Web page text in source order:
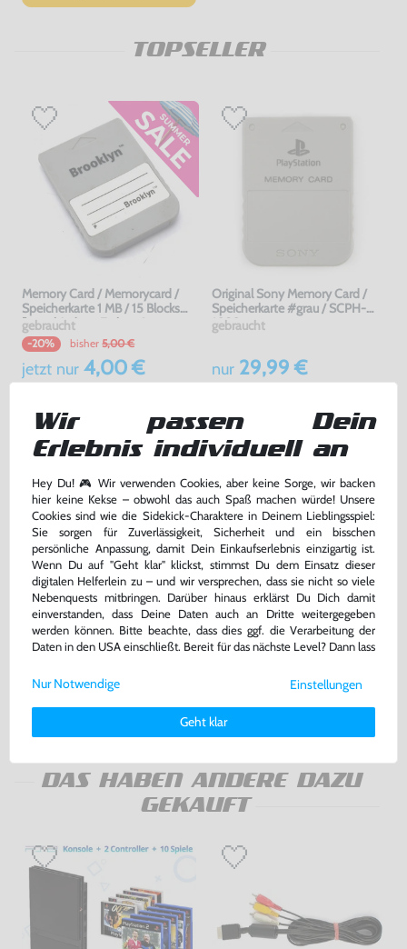
TOPSELLER
Memory Card / Memorycard /
Speicherkarte 1 MB / 15 Blocks
[verschiedene Farben &
Hersteller]
gebraucht
-20% bisher 5,00 €
jetzt nur4,00 €
Original Sony Memory Card /
Speicherkarte #grau / SCPH-
1020
gebraucht
nur29,99 €
Konsole + Original Controller +
Zubehör
sehr guter Zustand, gebraucht
nur139,99 €
Zubehör Set: AV Cinchkabel &
Netzkabel
gebraucht
7,99 €
DAS HABEN ANDERE DAZU
GEKAUFT
Wir passen Dein
Erlebnis individuell an
Hey Du! 🎮 Wir verwenden Cookies, aber keine Sorge, wir backen
hier keine Kekse – obwohl das auch Spaß machen würde! Unsere
Cookies sind wie die Sidekick-Charaktere in Deinem Lieblingsspiel:
Sie sorgen für Zuverlässigkeit, Sicherheit und ein bisschen
persönliche Anpassung, damit Dein Einkaufserlebnis einzigartig ist.
Wenn Du auf "Geht klar" klickst, stimmst Du dem Einsatz dieser
digitalen Helferlein zu – und wir versprechen, dass sie nicht so viele
Nebenquests mitbringen. Darüber hinaus erklärst Du Dich damit
einverstanden, dass Deine Daten auch an Dritte weitergegeben
werden können. Bitte beachte, dass dies ggf. die Verarbeitung der
Daten in den USA einschließt. Bereit für das nächste Level? Dann lass
Weitere Informationen zu den von uns verwendeten Cookies und
Deinen Rechten als Nutzer findest Du in unsererDaten­schutz­
Impressum.
Einstellungen
Geht klar
Nur Notwendige